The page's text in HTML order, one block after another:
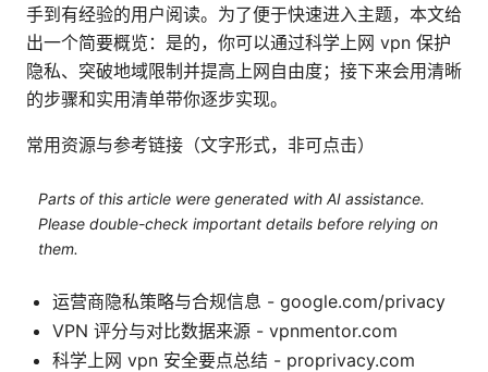
手到有经验的用户阅读。为了便于快速进入主题，本文给
出一个简要概览：是的，你可以通过科学上网 vpn 保护
隐私、突破地域限制并提高上网自由度；接下来会用清晰
的步骤和实用清单带你逐步实现。
常用资源与参考链接（文字形式，非可点击）
Parts of this article were generated with AI assistance.
Please double-check important details before relying on
them.
运营商隐私策略与合规信息 - google.com/privacy
VPN 评分与对比数据来源 - vpnmentor.com
科学上网 vpn 安全要点总结 - proprivacy.com